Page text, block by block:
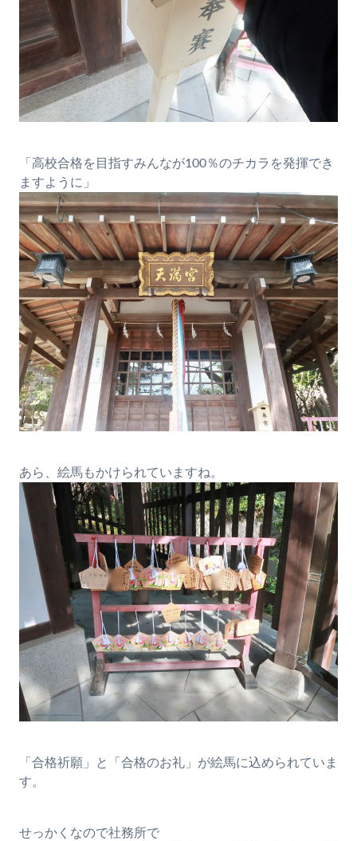
「高校合格を目指すみんなが100％のチカラを発揮でき
ますように」
あら、絵馬もかけられていますね。
「合格祈願」と「合格のお礼」が絵馬に込められていま
す。
せっかくなので社務所で